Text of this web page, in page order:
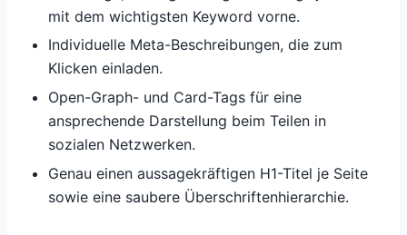
mit dem wichtigsten Keyword vorne.
Individuelle Meta-Beschreibungen, die zum
Klicken einladen.
Open-Graph- und Card-Tags für eine
ansprechende Darstellung beim Teilen in
sozialen Netzwerken.
Genau einen aussagekräftigen H1-Titel je Seite
sowie eine saubere Überschriftenhierarchie.